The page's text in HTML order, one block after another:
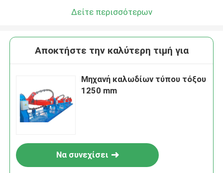
Δείτε περισσότερων
Αποκτήστε την καλύτερη τιμή για
Μηχανή καλωδίων τύπου τόξου
1250 mm
Να συνεχίσει